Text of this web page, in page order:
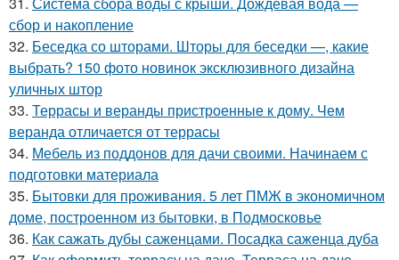
сбор и накопление
32. Беседка со шторами. Шторы для беседки —, какие
выбрать? 150 фото новинок эксклюзивного дизайна
уличных штор
33. Террасы и веранды пристроенные к дому. Чем
веранда отличается от террасы
34. Мебель из поддонов для дачи своими. Начинаем с
подготовки материала
35. Бытовки для проживания. 5 лет ПМЖ в экономичном
доме, построенном из бытовки, в Подмосковье
36. Как сажать дубы саженцами. Посадка саженца дуба